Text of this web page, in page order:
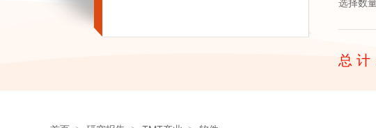
选择数
总 计